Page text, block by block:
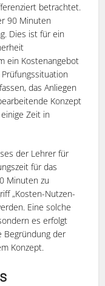
betrachtet.
90 Minuten
Dies ist für ein
ein Kostenangebot
das Anliegen
Konzept
Zeit in
der Lehrer für
für das
Minuten zu
„Kosten-Nutzen-
Eine solche
es erfolgt
Begründung der
Konzept.